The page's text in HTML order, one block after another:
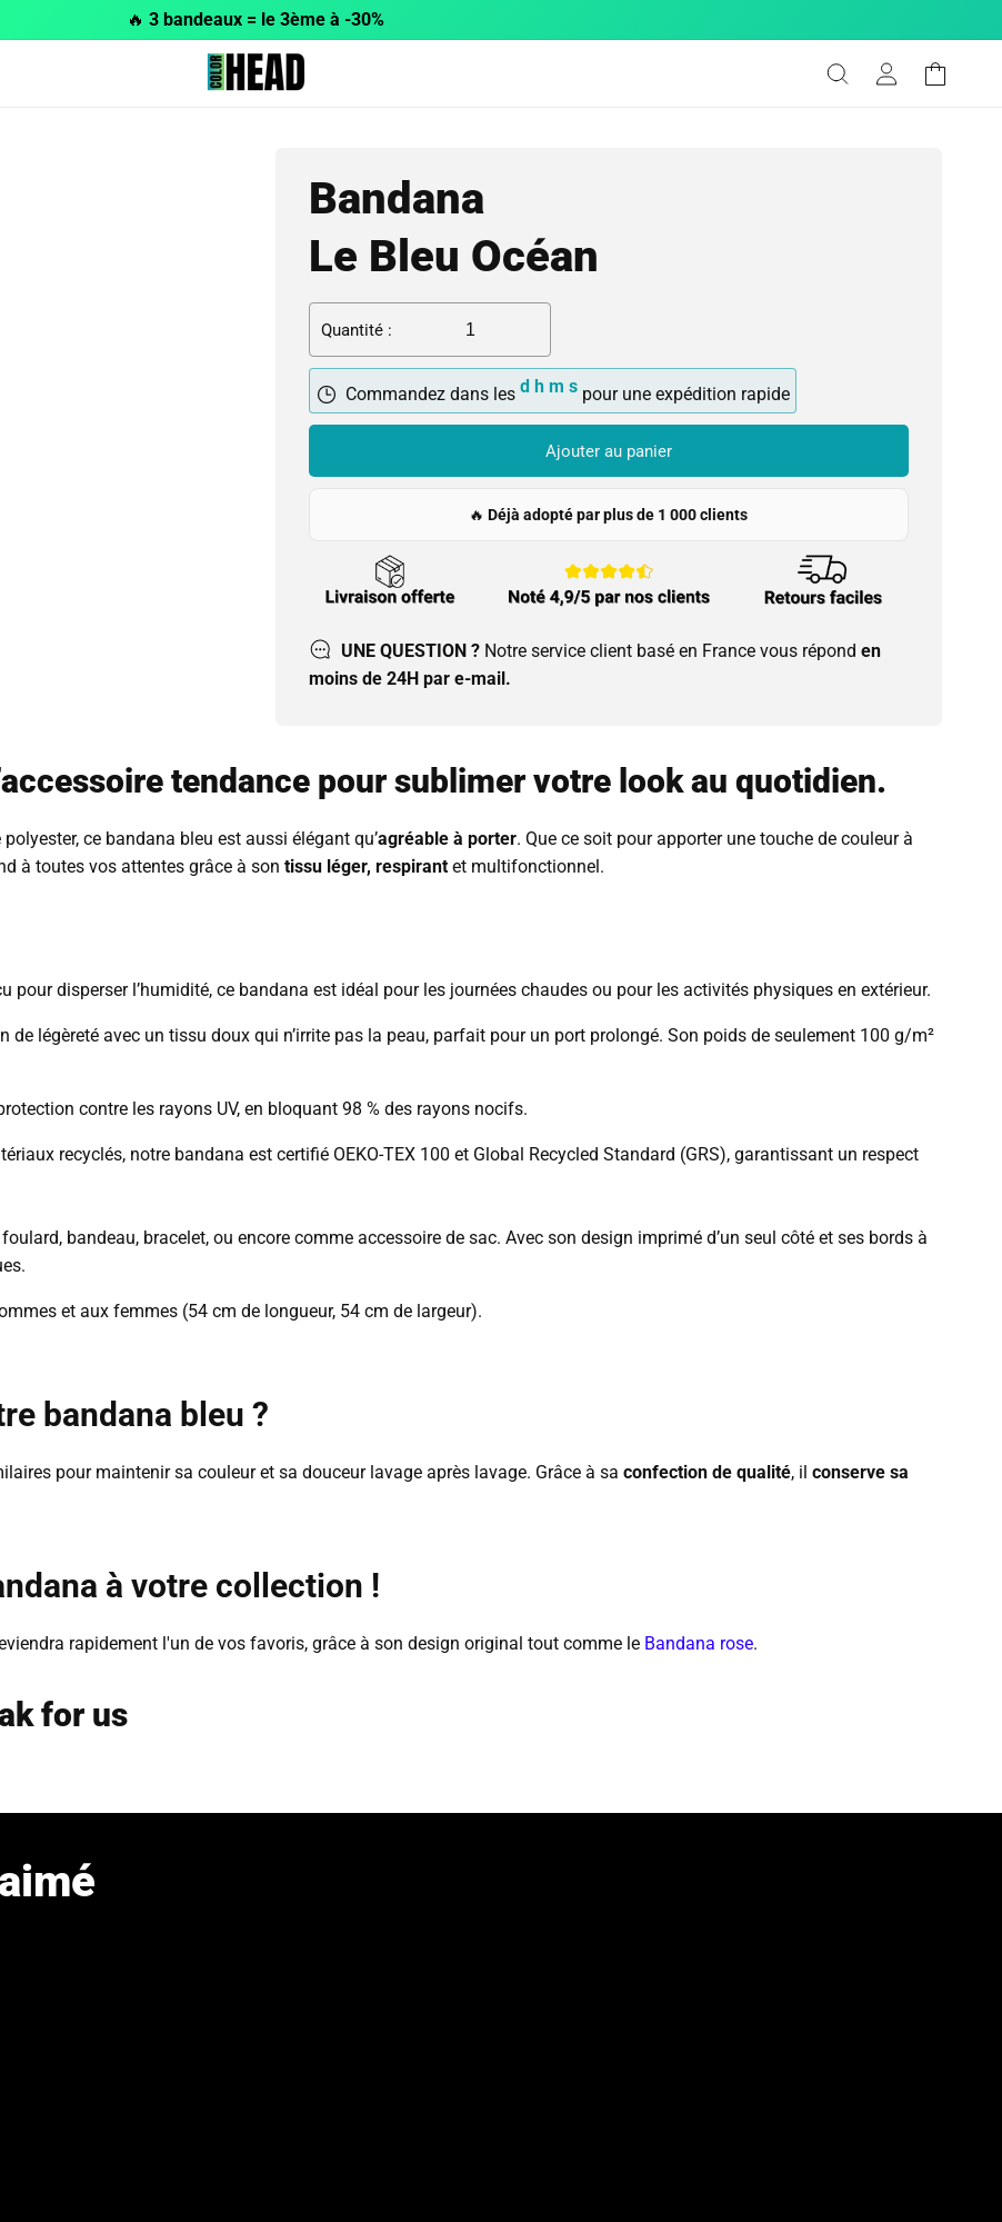
🔥 3 bandeaux = le 3ème à -30%
Connexion Panier
Bandana
Le Bleu Océan
Quantité :
Commandez dans les d h m s pour une expédition rapide
Ajouter au panier
🔥Déjà adopté par plus de 1 000 clients
UNE QUESTION ? Notre service client basé en France vous répond en
moins de 24H par e-mail.
tendance pour sublimer votre look au quotidien.
ce bandana bleu est aussi élégant qu’agréable à porter. Que ce soit pour apporter une touche de couleur à
à toutes vos attentes grâce à son tissu léger, respirantet multifonctionnel.
pour disperser l’humidité, ce bandana est idéal pour les journées chaudes ou pour les activités physiques en extérieur.
de légèreté avec un tissu doux qui n’irrite pas la peau, parfait pour un port prolongé. Son poids de seulement 100 g/m²
contre les rayons UV, en bloquant 98 % des rayons nocifs.
recyclés, notre bandana est certifié OEKO-TEX 100 et Global Recycled Standard (GRS), garantissant un respect
bandeau, bracelet, ou encore comme accessoire de sac. Avec son design imprimé d’un seul côté et ses bords à
et aux femmes (54 cm de longueur, 54 cm de largeur).
bandana bleu ?
pour maintenir sa couleur et sa douceur lavage après lavage. Grâce à sa confection de qualité, il conserve sa
à votre collection !
rapidement l'un de vos favoris, grâce à son design original tout comme le Bandana rose.
for us